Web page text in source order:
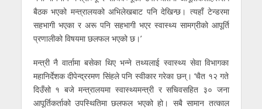
बैठक भएको मन्त्रालयको अभिलेखबाट पनि देखिन्छ। त्यहाँ टेन्डरमा
सहभागी भएका र अरू पनि सहभागी भएर स्वास्थ्य सामग्रीको आपूर्ति
प्रणालीको विषयमा छलफल भएको छ।’
मन्त्री नै वार्तामा बसेका थिए भन्ने तथ्यलाई स्वास्थ्य सेवा विभागका
महानिर्देशक दीपेन्द्ररमण सिंहले पनि स्वीकार गरेका छन्। ‘चैत १२ गते
दिउँसो १ बजे मन्त्रालयमा स्वास्थ्यमन्त्री र सचिवसहित ३० जना
आपूर्तिकर्ताको उपस्थितिमा छलफल भएको हो। सबै सामान तत्काल